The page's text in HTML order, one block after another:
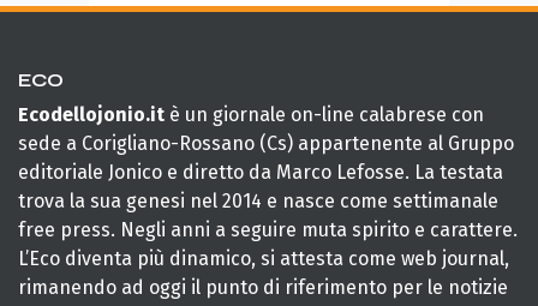
ECO
Ecodellojonio.it è un giornale on-line calabrese con
sede a Corigliano-Rossano (Cs) appartenente al Gruppo
editoriale Jonico e diretto da Marco Lefosse. La testata
trova la sua genesi nel 2014 e nasce come settimanale
free press. Negli anni a seguire muta spirito e carattere.
L’Eco diventa più dinamico, si attesta come web journal,
rimanendo ad oggi il punto di riferimento per le notizie